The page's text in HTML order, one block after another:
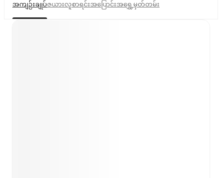
အကျဉ်းချုပ်ဇယားလူစာရင်းအပြောင်းအရွှေ့ မှတ်တမ်း